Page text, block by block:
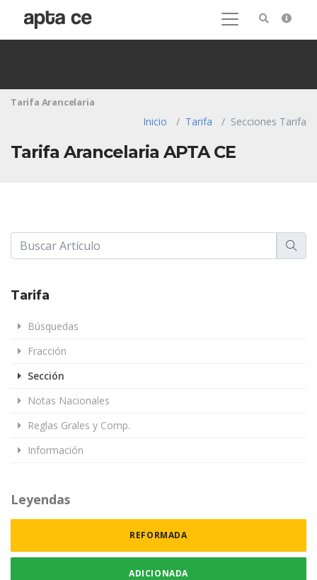
Tarifa Arancelaria
Inicio Tarifa Secciones Tarifa
Tarifa Arancelaria APTA CE
Tarifa
Búsquedas
Fracción
Sección
Notas Nacionales
Reglas Grales y Comp.
Información
Leyendas
REFORMADA
ADICIONADA